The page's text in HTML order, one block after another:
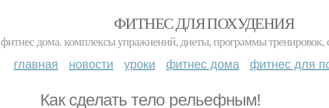
ФИТНЕС ДЛЯ ПОХУДЕНИЯ
фитнес дома. комплексы упражнений, диеты, программы тренировок,
главная новости уроки фитнес дома фитнес для
Как сделать тело рельефным!